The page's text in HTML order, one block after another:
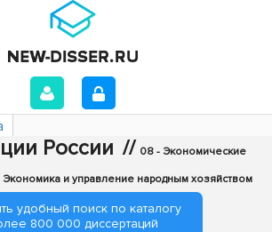
России // 08 - Экономические
и управление народным хозяйством
удобный поиск по каталогу
800 000 диссертаций